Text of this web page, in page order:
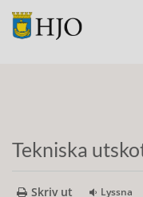
Tekniska
Skriv ut Lyssna